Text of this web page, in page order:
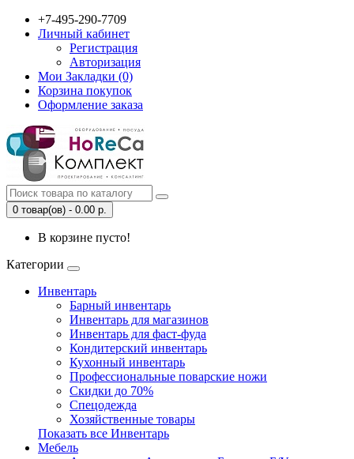
+7-495-290-7709
Личный кабинет
Регистрация
Авторизация
Мои Закладки (0)
Корзина покупок
Оформление заказа
0 товар(ов) - 0.00 р.
В корзине пусто!
Категории
Инвентарь
Барный инвентарь
Инвентарь для магазинов
Инвентарь для фаст-фуда
Кондитерский инвентарь
Кухонный инвентарь
Профессиональные поварские ножи
Скидки до 70%
Спецодежда
Хозяйственные товары
Показать все Инвентарь
Мебель